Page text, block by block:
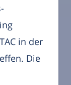
in der
Die